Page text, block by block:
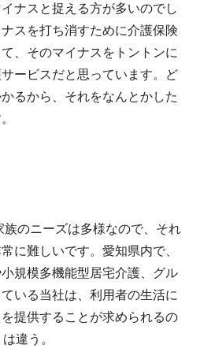
ナスと捉える方が多いのでし
スを打ち消すために介護保険
、そのマイナスをトントンに
ービスだと思っています。ど
るから、それをなんとかした
族のニーズは多様なので、それ
に難しいです。愛知県内で、
規模多機能型居宅介護、グル
いる当社は、利用者の生活に
提供することが求められるの
違う。